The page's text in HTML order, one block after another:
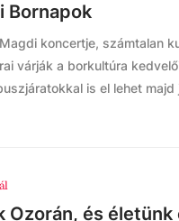
Bornapok
koncertje, számtalan
várják a borkultúra
is el lehet majd
és